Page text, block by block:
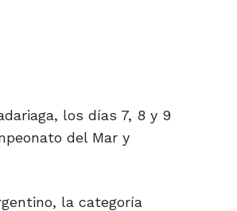
los días 7, 8 y 9
del Mar y
la categoría